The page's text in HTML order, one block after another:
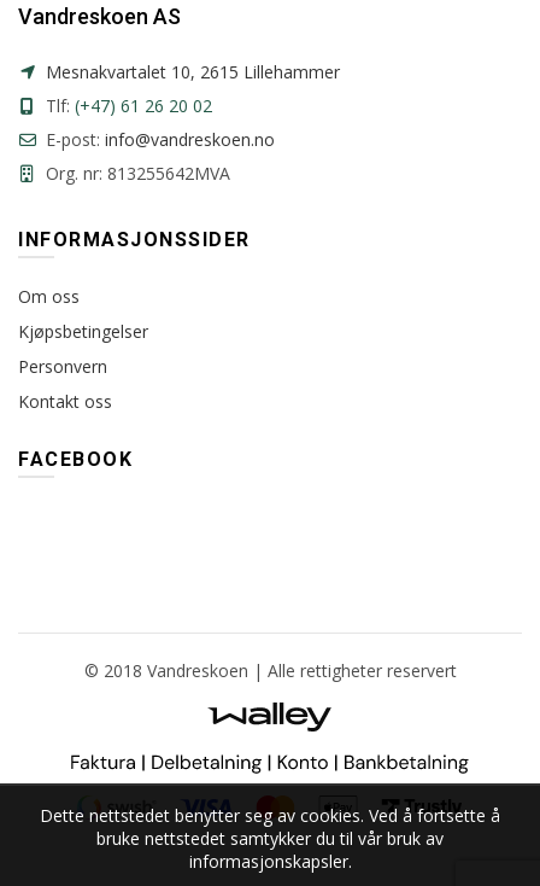
Vandreskoen AS
Mesnakvartalet 10, 2615 Lillehammer
Tlf: (+47) 61 26 20 02
E-post: info@vandreskoen.no
Org. nr: 813255642MVA
INFORMASJONSSIDER
Om oss
Kjøpsbetingelser
Personvern
Kontakt oss
FACEBOOK
© 2018 Vandreskoen | Alle rettigheter reservert
Dette nettstedet benytter seg av cookies. Ved å fortsette å
bruke nettstedet samtykker du til vår bruk av
informasjonskapsler.